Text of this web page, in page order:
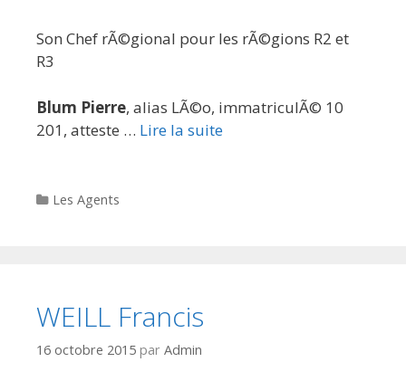
Son Chef rÃ©gional pour les rÃ©gions R2 et
R3
Blum Pierre, alias LÃ©o, immatriculÃ© 10
201, atteste … Lire la suite
Categories
Les Agents
WEILL Francis
16 octobre 2015 par Admin